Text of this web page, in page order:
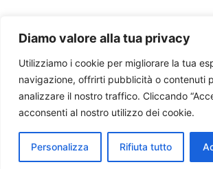
Diamo valore alla tua privacy
Utilizziamo i cookie per migliorare la tua
navigazione, offrirti pubblicità o contenuti
analizzare il nostro traffico. Cliccando
acconsenti al nostro utilizzo dei cookie.
Personalizza Rifiuta tutto